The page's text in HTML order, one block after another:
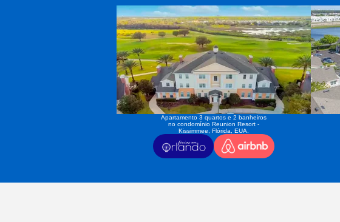
Apartamento 3 quartos e 2 banheiros
no condomínio Reunion Resort -
Kissimmee, Flórida, EUA.